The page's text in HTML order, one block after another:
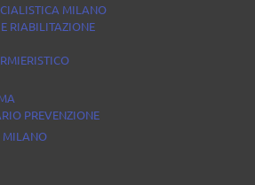
MILANO
RIABILITAZIONE
PREVENZIONE
MILANO